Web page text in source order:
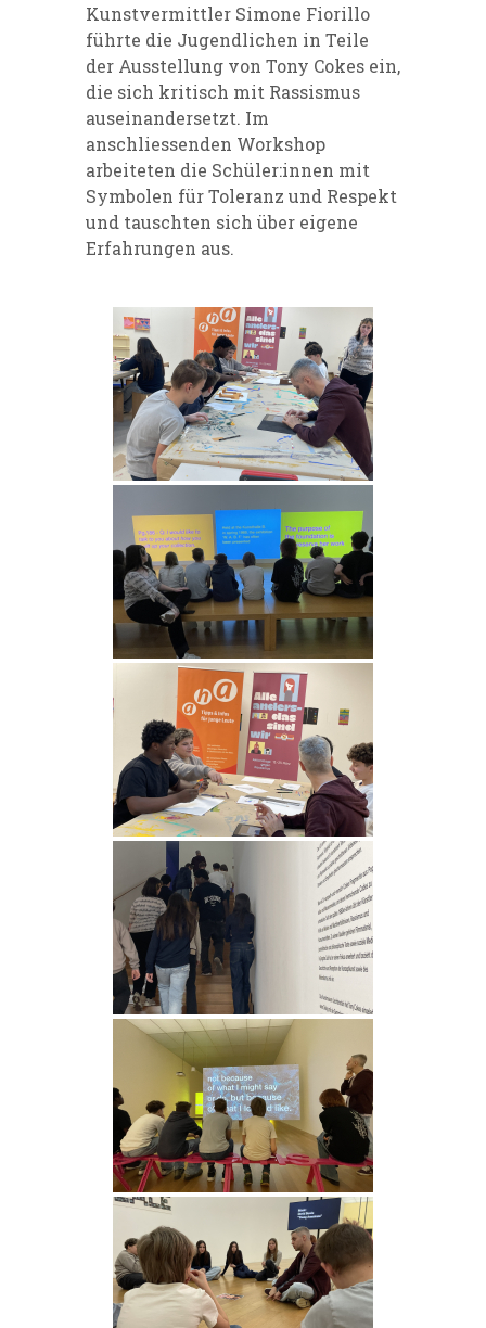
Kunstvermittler Simone Fiorillo
führte die Jugendlichen in Teile
der Ausstellung von Tony Cokes ein,
die sich kritisch mit Rassismus
auseinandersetzt. Im
anschliessenden Workshop
arbeiteten die Schüler:innen mit
Symbolen für Toleranz und Respekt
und tauschten sich über eigene
Erfahrungen aus.